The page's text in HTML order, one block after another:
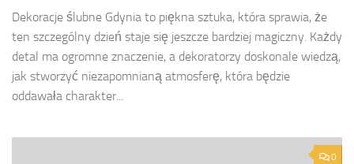
Dekoracje ślubne Gdynia to piękna sztuka, która sprawia, że
ten szczególny dzień staje się jeszcze bardziej magiczny. Każdy
detal ma ogromne znaczenie, a dekoratorzy doskonale wiedzą,
jak stworzyć niezapomnianą atmosferę, która będzie
oddawała charakter...
0